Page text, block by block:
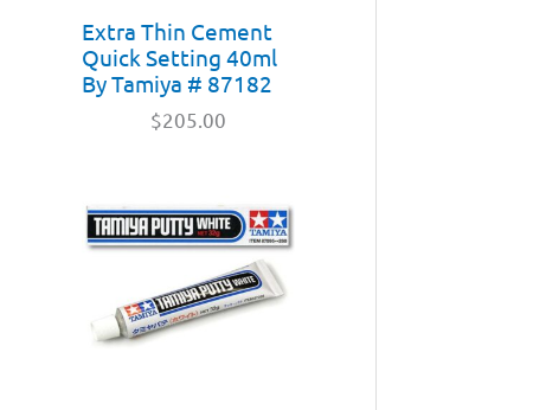
Extra Thin Cement
Quick Setting 40ml
By Tamiya # 87182
$205.00